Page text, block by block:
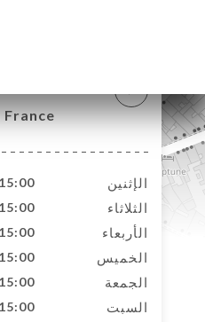
France
الإثنين 23:00
الثلاثاء 23:00
الأربعاء 23:00
الخميس 23:00
الجمعة 23:00
السبت 23:00